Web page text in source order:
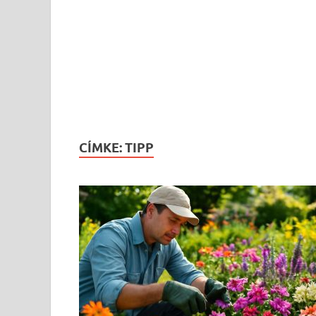
CÍMKE:TIPP